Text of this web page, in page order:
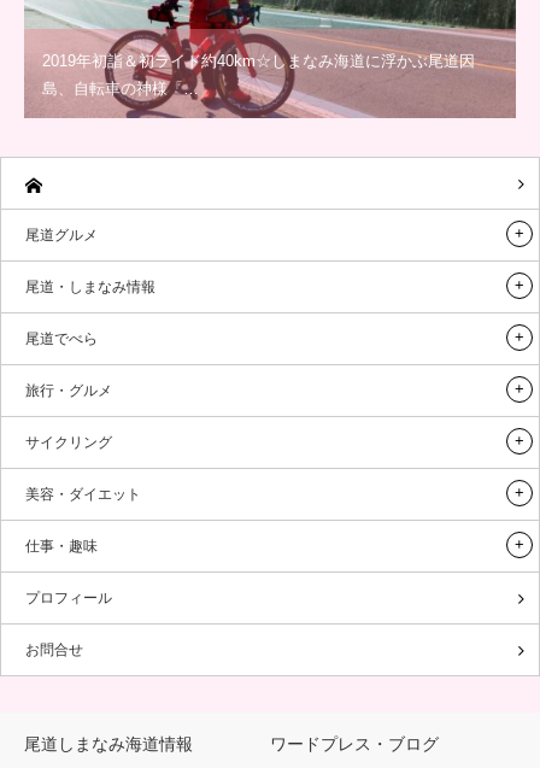
2019年初詣＆初ライド約40km☆しまなみ海道に浮かぶ尾道因
島、自転車の神様「…
尾道グルメ
尾道・しまなみ情報
尾道でべら
旅行・グルメ
サイクリング
美容・ダイエット
仕事・趣味
プロフィール
お問合せ
尾道しまなみ海道情報 ワードプレス・ブログ